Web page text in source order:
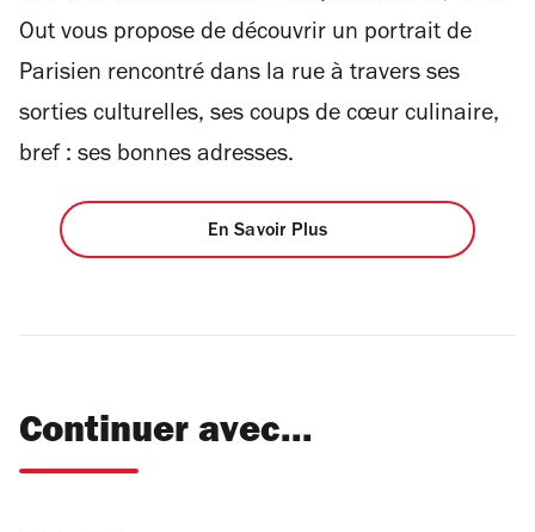
Out vous propose de découvrir un portrait de
Parisien rencontré dans la rue à travers ses
sorties culturelles, ses coups de cœur culinaire,
bref : ses bonnes adresses.
En Savoir Plus
Continuer avec...